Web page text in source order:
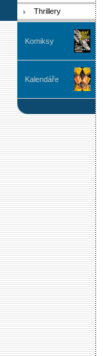
Thrillery
Komiksy
Kalendáře